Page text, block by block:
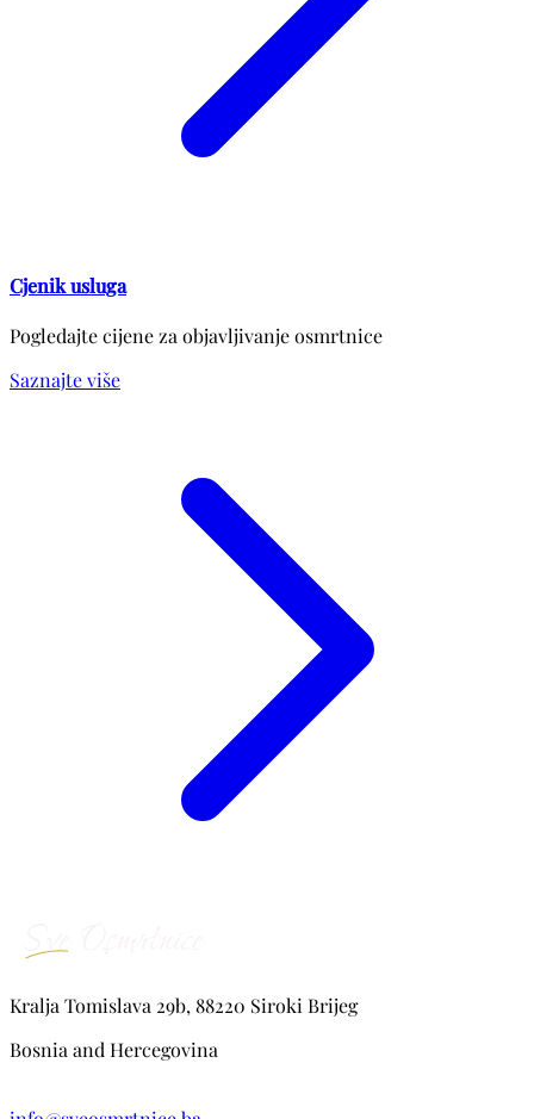
Cjenik usluga
Pogledajte cijene za objavljivanje osmrtnice
Saznajte više
Kralja Tomislava 29b, 88220 Siroki Brijeg
Bosnia and Hercegovina